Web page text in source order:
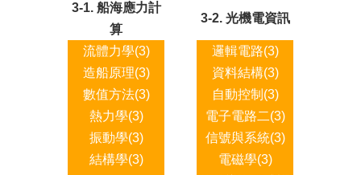
3-1. 船海應力計
算
3-2. 光機電資訊
流體力學(3)
邏輯電路(3)
造船原理(3)
資料結構(3)
數值方法(3)
自動控制(3)
熱力學(3)
電子電路二(3)
振動學(3)
信號與系統(3)
結構學(3)
電磁學(3)